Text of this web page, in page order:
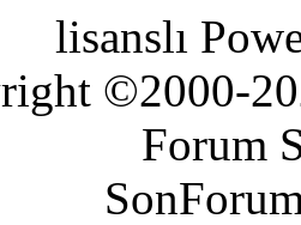
lisanslı
©2000-
Forum